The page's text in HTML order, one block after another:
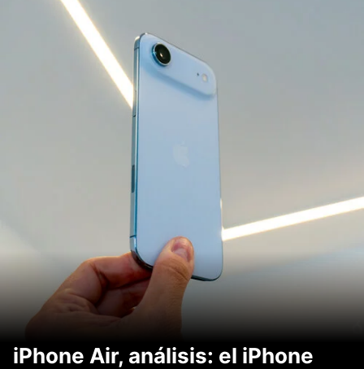
iPhone Air, análisis: el iPhone